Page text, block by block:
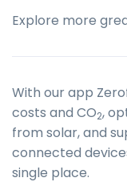
Explore more
With our app
costs and CO2,
from solar, and
connected
single place.